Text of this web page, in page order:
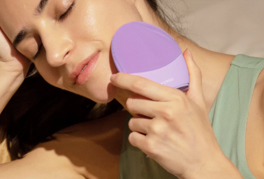
Perfil de usuario
Mis dispositivos
Mis pedidos
Mis direcciones
Mis suscripciones
NUEVO
FAQ™ Pure Beauty-Tech Elixir
BREAKING NEWS
issa™ Teeth Whitening Set
Idioma
English Deutsch
Español
Français
Italiano
Português
Svenska
Русский
Türkçe
简体中文 繁體中文